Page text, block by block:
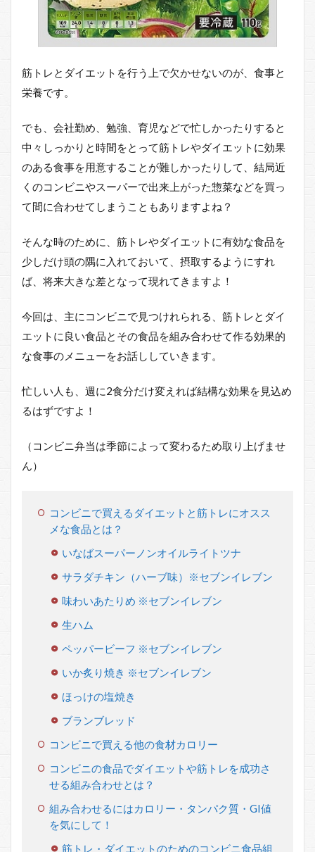
筋トレとダイエットを行う上で欠かせないのが、食事と
栄養です。
でも、会社勤め、勉強、育児などで忙しかったりすると
中々しっかりと時間をとって筋トレやダイエットに効果
のある食事を用意することが難しかったりして、結局近
くのコンビニやスーパーで出来上がった惣菜などを買っ
て間に合わせてしまうこともありますよね？
そんな時のために、筋トレやダイエットに有効な食品を
少しだけ頭の隅に入れておいて、摂取するようにすれ
ば、将来大きな差となって現れてきますよ！
今回は、主にコンビニで見つけれられる、筋トレとダイ
エットに良い食品とその食品を組み合わせて作る効果的
な食事のメニューをお話ししていきます。
忙しい人も、週に2食分だけ変えれば結構な効果を見込め
るはずですよ！
（コンビニ弁当は季節によって変わるため取り上げませ
ん）
コンビニで買えるダイエットと筋トレにオスス
メな食品とは？
いなばスーパーノンオイルライトツナ
サラダチキン（ハーブ味）※セブンイレブン
味わいあたりめ ※セブンイレブン
生ハム
ペッパービーフ ※セブンイレブン
いか炙り焼き ※セブンイレブン
ほっけの塩焼き
ブランブレッド
コンビニで買える他の食材カロリー
コンビニの食品でダイエットや筋トレを成功さ
せる組み合わせとは？
組み合わせるにはカロリー・タンパク質・GI値
を気にして！
筋トレ・ダイエットのためのコンビニ食品組